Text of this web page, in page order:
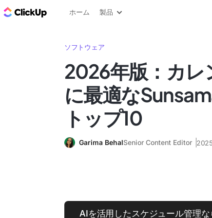
ClickUp ブログ
ホーム 製品
ソフトウェア
2026年版：カレ
に最適な
トップ10
Garima BehalSenior Content Editor
AIを活用したスケジュール管理